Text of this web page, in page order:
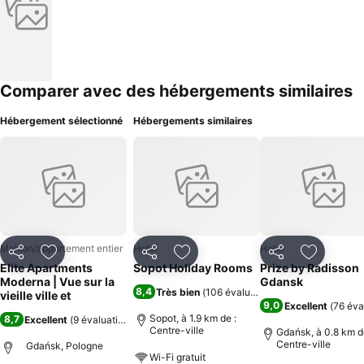
Comparer avec des hébergements similaires
Hébergement sélectionné
PartagerAjouter à mes favoris
Maison/appartement entier
Elite Apartments
Moderna | Vue sur la
vieille ville et
8,7 Excellent (9 évaluations )
Gdańsk, Pologne
Hébergements similaires
PartagerAjouter à mes favoris
Hotel
Sopot Holiday Rooms
8,4 Très bien (106 évaluations
Sopot, à 1.9 km de :
Centre-ville
Wi-Fi gratuit
PartagerAjouter
Hotel
Prize by Radisson
Gdansk
9,0 Excellent (76
Gdańsk, à 0.8 km
Centre-ville